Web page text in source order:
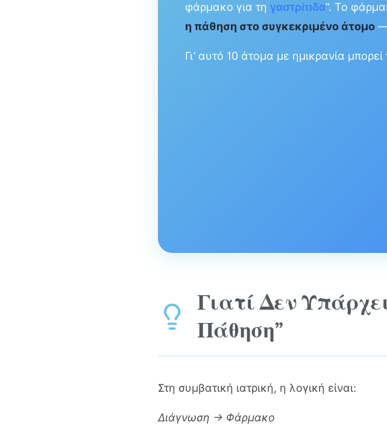
φάρμακο για τη γαστρίτιδα”. Το
η πάθηση στο συγκεκριμένο άτομο —
Γι’ αυτό 10 άτομα με ημικρανία
Γιατί Δεν
Πάθηση”
Στη συμβατική ιατρική, η λογική είναι:
Διάγνωση → Φάρμακο